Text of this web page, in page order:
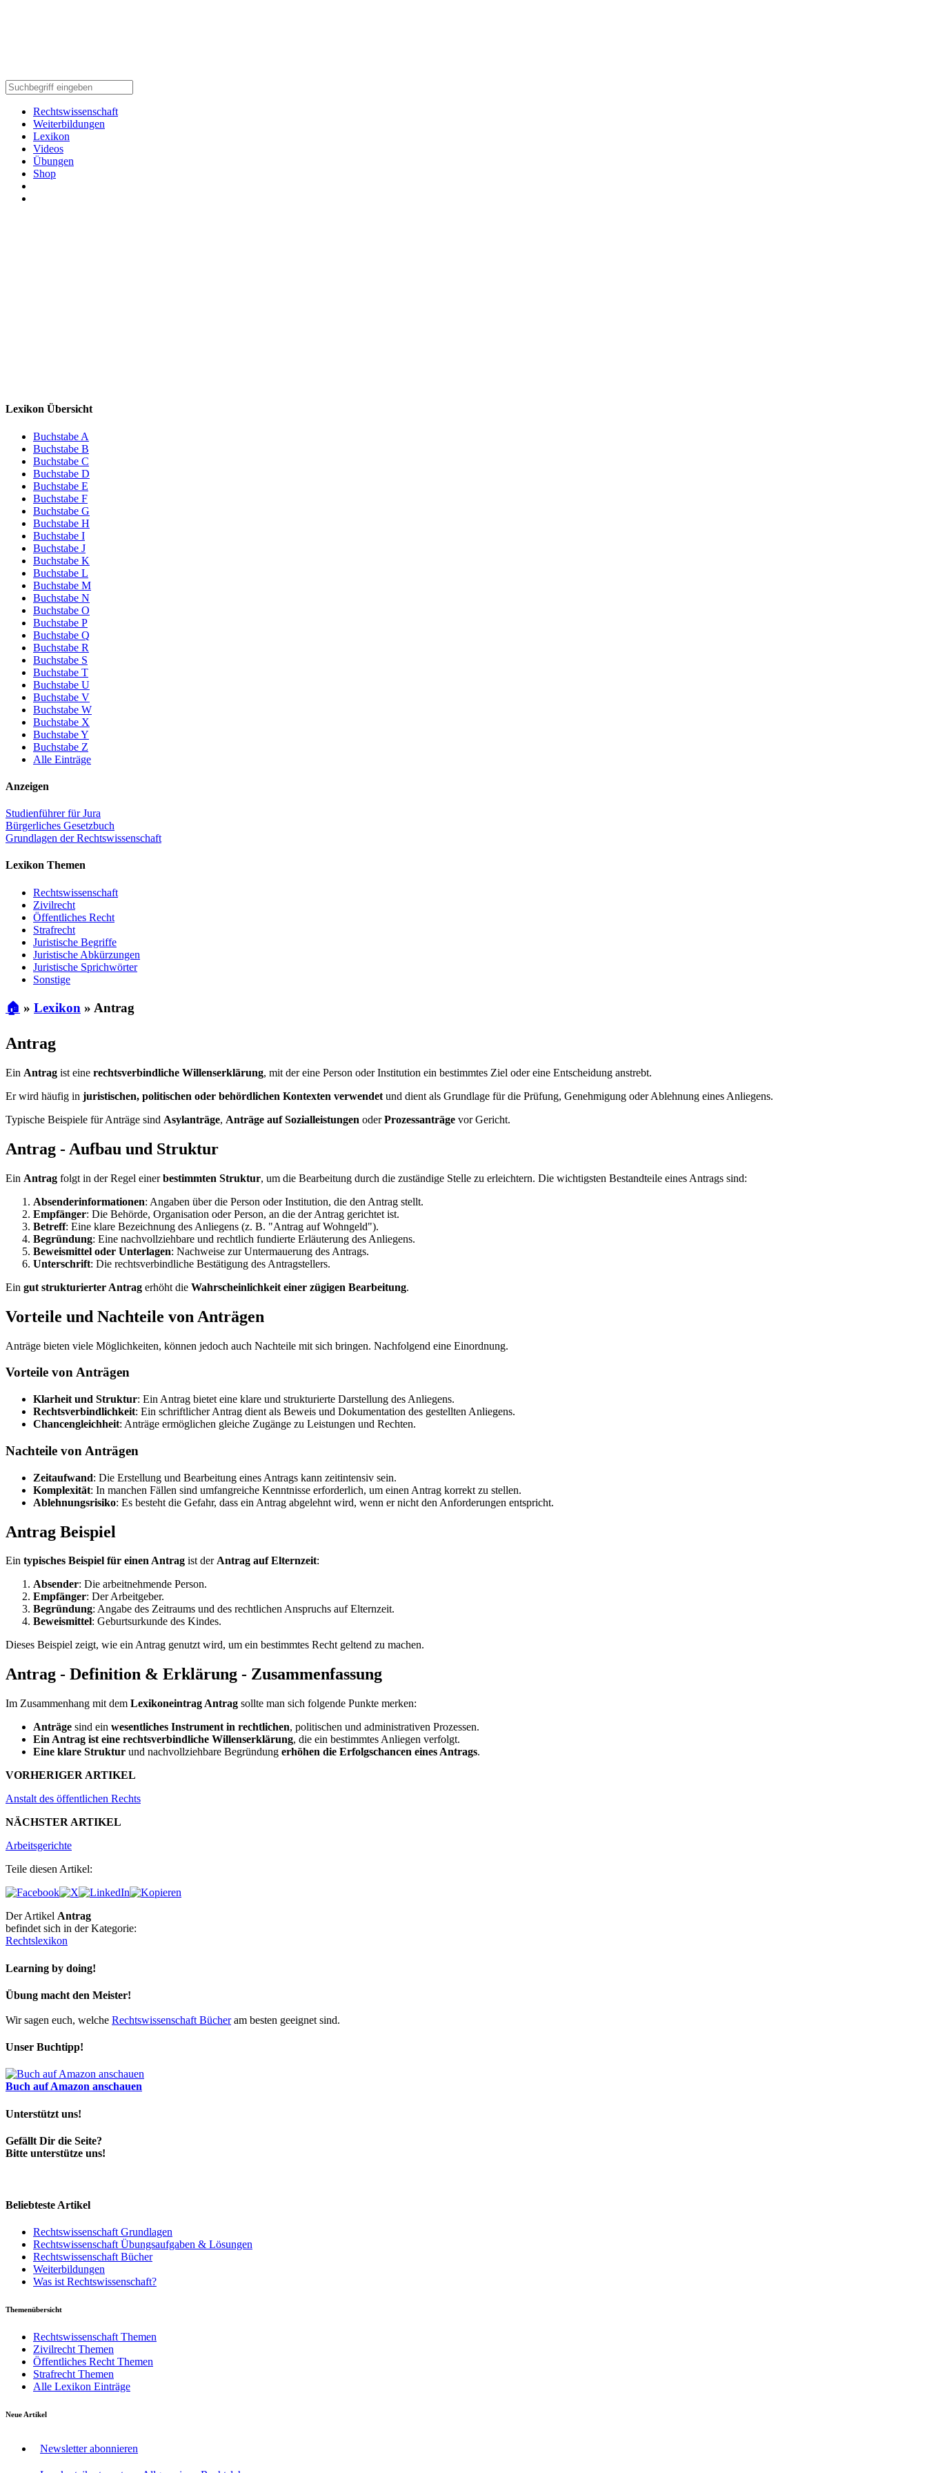
Rechtswissenschaft
Weiterbildungen
Lexikon
Videos
Übungen
Shop
Lexikon Übersicht
Buchstabe A
Buchstabe B
Buchstabe C
Buchstabe D
Buchstabe E
Buchstabe F
Buchstabe G
Buchstabe H
Buchstabe I
Buchstabe J
Buchstabe K
Buchstabe L
Buchstabe M
Buchstabe N
Buchstabe O
Buchstabe P
Buchstabe Q
Buchstabe R
Buchstabe S
Buchstabe T
Buchstabe U
Buchstabe V
Buchstabe W
Buchstabe X
Buchstabe Y
Buchstabe Z
Alle Einträge
Anzeigen
Studienführer für Jura
Bürgerliches Gesetzbuch
Grundlagen der Rechtswissenschaft
Lexikon Themen
Rechtswissenschaft
Zivilrecht
Öffentliches Recht
Strafrecht
Juristische Begriffe
Juristische Abkürzungen
Juristische Sprichwörter
Sonstige
🏠 » Lexikon » Antrag
Antrag
Ein Antrag ist eine rechtsverbindliche Willenserklärung, mit der eine Person oder Institution ein bestimmtes Ziel oder eine Entscheidung anstrebt.
Er wird häufig in juristischen, politischen oder behördlichen Kontexten verwendet und dient als Grundlage für die Prüfung, Genehmigung oder Ablehnung eines Anliegens.
Typische Beispiele für Anträge sind Asylanträge, Anträge auf Sozialleistungen oderProzessanträge vor Gericht.
Antrag - Aufbau und Struktur
Ein Antrag folgt in der Regel einerbestimmten Struktur, um die Bearbeitung durch die zuständige Stelle zu erleichtern. Die wichtigsten Bestandteile eines Antrags sind:
Absenderinformationen: Angaben über die Person oder Institution, die den Antrag stellt.
Empfänger: Die Behörde, Organisation oder Person, an die der Antrag gerichtet ist.
Betreff: Eine klare Bezeichnung des Anliegens (z. B. "Antrag auf Wohngeld").
Begründung: Eine nachvollziehbare und rechtlich fundierte Erläuterung des Anliegens.
Beweismittel oder Unterlagen: Nachweise zur Untermauerung des Antrags.
Unterschrift: Die rechtsverbindliche Bestätigung des Antragstellers.
Ein gut strukturierter Antrag erhöht die Wahrscheinlichkeit einer zügigen Bearbeitung.
Vorteile und Nachteile von Anträgen
Anträge bieten viele Möglichkeiten, können jedoch auch Nachteile mit sich bringen. Nachfolgend eine Einordnung.
Vorteile von Anträgen
Klarheit und Struktur: Ein Antrag bietet eine klare und strukturierte Darstellung des Anliegens.
Rechtsverbindlichkeit: Ein schriftlicher Antrag dient als Beweis und Dokumentation des gestellten Anliegens.
Chancengleichheit: Anträge ermöglichen gleiche Zugänge zu Leistungen und Rechten.
Nachteile von Anträgen
Zeitaufwand: Die Erstellung und Bearbeitung eines Antrags kann zeitintensiv sein.
Komplexität: In manchen Fällen sind umfangreiche Kenntnisse erforderlich, um einen Antrag korrekt zu stellen.
Ablehnungsrisiko: Es besteht die Gefahr, dass ein Antrag abgelehnt wird, wenn er nicht den Anforderungen entspricht.
Antrag Beispiel
Ein typisches Beispiel für einen Antrag ist derAntrag auf Elternzeit:
Absender: Die arbeitnehmende Person.
Empfänger: Der Arbeitgeber.
Begründung: Angabe des Zeitraums und des rechtlichen Anspruchs auf Elternzeit.
Beweismittel: Geburtsurkunde des Kindes.
Dieses Beispiel zeigt, wie ein Antrag genutzt wird, um ein bestimmtes Recht geltend zu machen.
Antrag - Definition & Erklärung - Zusammenfassung
Im Zusammenhang mit dem Lexikoneintrag Antrag sollte man sich folgende Punkte merken:
Anträge sind ein wesentliches Instrument in rechtlichen, politischen und administrativen Prozessen.
Ein Antrag ist eine rechtsverbindliche Willenserklärung, die ein bestimmtes Anliegen verfolgt.
Eine klare Struktur und nachvollziehbare Begründung erhöhen die Erfolgschancen eines Antrags.
VORHERIGER ARTIKEL
Anstalt des öffentlichen Rechts
NÄCHSTER ARTIKEL
Arbeitsgerichte
Teile diesen Artikel:
Der Artikel Antrag
befindet sich in der Kategorie:
Rechtslexikon
Learning by doing!
Übung macht den Meister!
Wir sagen euch, welche Rechtswissenschaft Bücheram besten geeignet sind.
Unser Buchtipp!
Buch auf Amazon anschauen
Unterstützt uns!
Gefällt Dir die Seite?
Bitte unterstütze uns!
Beliebteste Artikel
Rechtswissenschaft Grundlagen
Rechtswissenschaft Übungsaufgaben & Lösungen
Rechtswissenschaft Bücher
Weiterbildungen
Was ist Rechtswissenschaft?
Themenübersicht
Rechtswissenschaft Themen
Zivilrecht Themen
Öffentliches Recht Themen
Strafrecht Themen
Alle Lexikon Einträge
Neue Artikel
Newsletter abonnieren